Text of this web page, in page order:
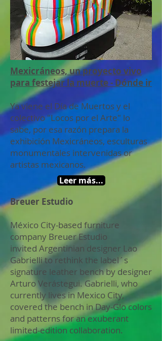
Mexicráneos, un proyecto vivo
para festejar la muerte - Dónde ir
Ya viene el Día de Muertos y el
colectivo "Locos por el Arte" lo
sabe, por esa razón prepara la
exhibición Mexicráneos, esculturas
monumentales intervenidas or
artistas mexicanos.
Leer más...
Breuer Estudio
México City-based furniture
company Breuer Estudio
invited Argentinian designer Lao
Gabrielli to rethink the label´s
signature leather bench by designer
Arturo Verástegui. Gabrielli, who
currently lives in Mexico City,
covered the bench in Day-Glo colors
and patterns for an exuberant
limited-edition collaboration.